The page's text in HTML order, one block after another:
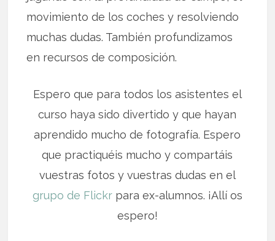
movimiento de los coches y resolviendo
muchas dudas. También profundizamos
en recursos de composición.
Espero que para todos los asistentes el
curso haya sido divertido y que hayan
aprendido mucho de fotografía. Espero
que practiquéis mucho y compartáis
vuestras fotos y vuestras dudas en el
grupo de Flickrpara ex-alumnos. ¡Allí os
espero!